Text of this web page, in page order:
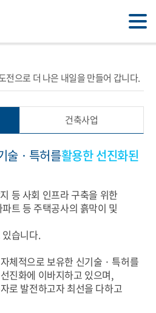
전으로 더 나은 내일을 만들어 갑니다.
건축사업
술 · 특허를활용한 선진화된
등 사회 인프라 구축을 위한
트 등 주택공사의 흙막이 및
습니다.
체적으로 보유한 신기술 · 특허를
진화에 이바지하고 있으며,
로 발전하고자 최선을 다하고